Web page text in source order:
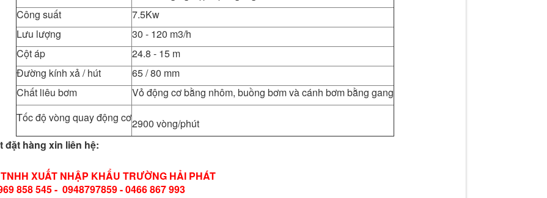
Công suất
7.5Kw
Lưu lượng
30 - 120 m3/h
Cột áp
24.8 - 15 m
Đường kính xả / hút
65 / 80 mm
Chất liêu bơm
Vỏ động cơ bằng nhôm, buồng bơm và cánh bơm bằng gang
Tốc độ vòng quay động cơ2900 vòng/phút
đặt hàng xin liên hệ:
XUẤT NHẬP KHẨU TRƯỜNG HẢI PHÁT
858 545 - 0948797859 - 0466 867 993